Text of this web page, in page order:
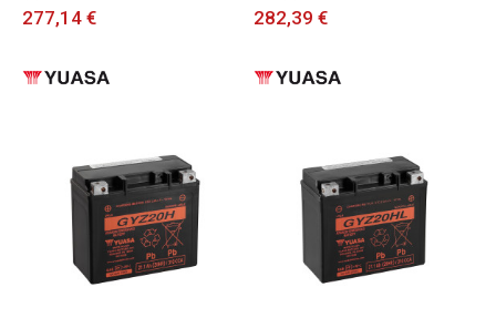
277,14 € 282,39 €